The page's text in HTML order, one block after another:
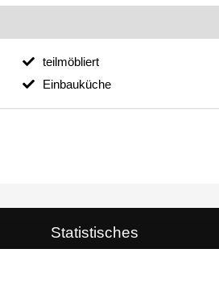
teilmöbliert
Einbauküche
Statistisches